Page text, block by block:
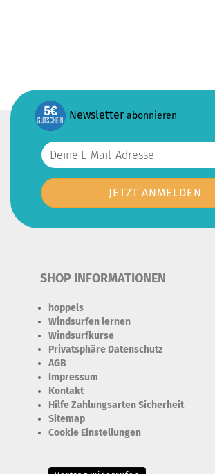
Newsletter abonnieren
SHOP INFORMATIONEN
hoppels
Windsurfen lernen
Windsurfkurse
Privatsphäre Datenschutz
AGB
Impressum
Kontakt
Hilfe Zahlungsarten Sicherheit
Sitemap
Cookie Einstellungen